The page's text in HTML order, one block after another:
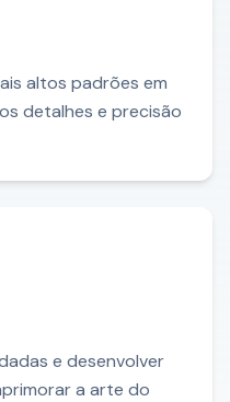
altos padrões em
detalhes e precisão
e desenvolver
a arte do